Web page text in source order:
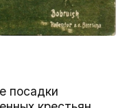
посадки